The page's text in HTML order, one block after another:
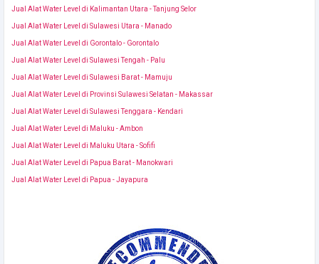
Jual Alat Water Level di Kalimantan Utara - Tanjung Selor
Jual Alat Water Level di Sulawesi Utara - Manado
Jual Alat Water Level di Gorontalo - Gorontalo
Jual Alat Water Level di Sulawesi Tengah - Palu
Jual Alat Water Level di Sulawesi Barat - Mamuju
Jual Alat Water Level di Provinsi Sulawesi Selatan - Makassar
Jual Alat Water Level di Sulawesi Tenggara - Kendari
Jual Alat Water Level di Maluku - Ambon
Jual Alat Water Level di Maluku Utara - Sofifi
Jual Alat Water Level di Papua Barat - Manokwari
Jual Alat Water Level di Papua - Jayapura